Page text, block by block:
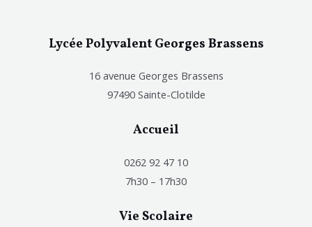
Lycée Polyvalent Georges Brassens
16 avenue Georges Brassens
97490 Sainte-Clotilde
Accueil
0262 92 47 10
7h30 – 17h30
Vie Scolaire